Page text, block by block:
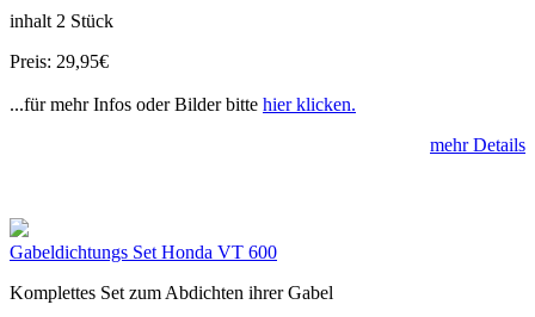
inhalt 2 Stück
Preis: 29,95€
...für mehr Infos oder Bilder bitte hier klicken.
mehr Details
Gabeldichtungs Set Honda VT 600
Komplettes Set zum Abdichten ihrer Gabel